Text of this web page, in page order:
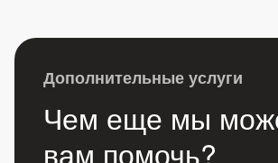
Дополнительные услуги
Чем еще мы
вам помочь?